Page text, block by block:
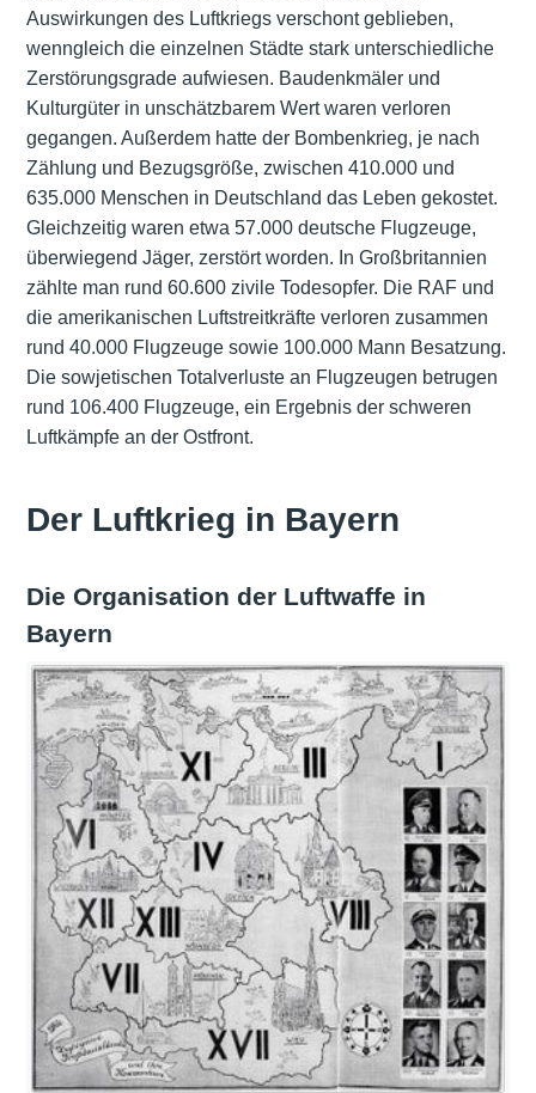
Auswirkungen des Luftkriegs verschont geblieben,
wenngleich die einzelnen Städte stark unterschiedliche
Zerstörungsgrade aufwiesen. Baudenkmäler und
Kulturgüter in unschätzbarem Wert waren verloren
gegangen. Außerdem hatte der Bombenkrieg, je nach
Zählung und Bezugsgröße, zwischen 410.000 und
635.000 Menschen in Deutschland das Leben gekostet.
Gleichzeitig waren etwa 57.000 deutsche Flugzeuge,
überwiegend Jäger, zerstört worden. In Großbritannien
zählte man rund 60.600 zivile Todesopfer. Die RAF und
die amerikanischen Luftstreitkräfte verloren zusammen
rund 40.000 Flugzeuge sowie 100.000 Mann Besatzung.
Die sowjetischen Totalverluste an Flugzeugen betrugen
rund 106.400 Flugzeuge, ein Ergebnis der schweren
Luftkämpfe an der Ostfront.
Der Luftkrieg in Bayern
Die Organisation der Luftwaffe in
Bayern